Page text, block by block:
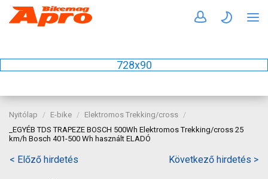
728x90
Nyitólap E-bike
Elektromos Trekking/cross
_EGYÉB TDS TRAPEZE BOSCH 500Wh Elektromos Trekking/cross 25
km/h Bosch 401-500 Wh használt ELADÓ
< Előző hirdetés Következő hirdetés >